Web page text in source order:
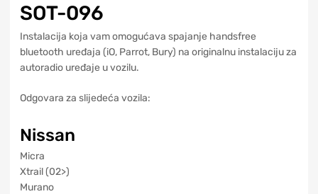
SOT-096
Instalacija koja vam omogućava spajanje handsfree
bluetooth uređaja (iO, Parrot, Bury) na originalnu instalaciju za
autoradio uređaje u vozilu.
Odgovara za slijedeća vozila:
Nissan
Micra
Xtrail (02>)
Murano